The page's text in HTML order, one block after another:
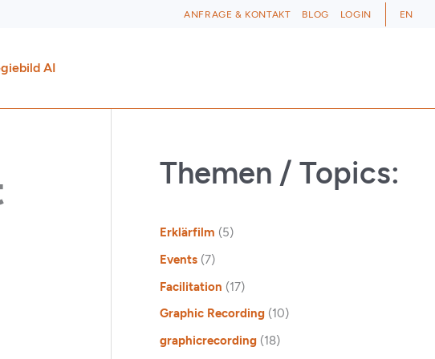
ANFRAGE & KONTAKT BLOG LOGIN EN
AI
Themen / Topics:
Erklärfilm (5)
Events(7)
Facilitation (17)
Graphic Recording(10)
graphicrecording(18)